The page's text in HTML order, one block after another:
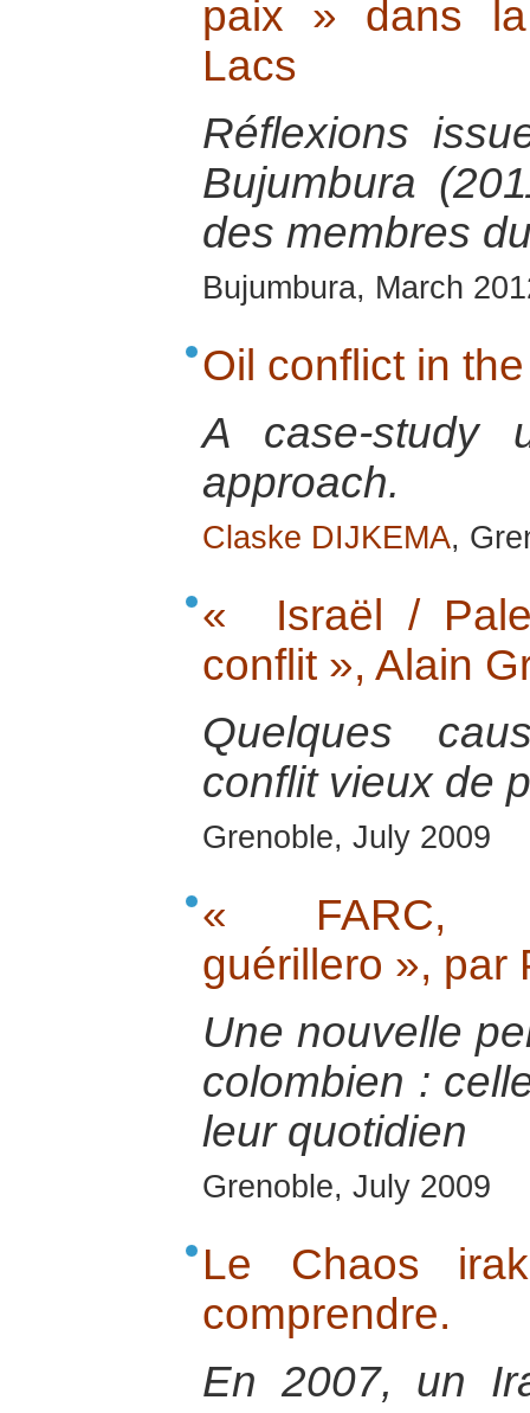
paix » dans
Lacs
Réflexions
Bujumbura
des membres
Bujumbura, March
Oil conflict in
A case-study
approach.
Claske DIJKEMA,
« Israël /
conflit », Alain
Quelques
conflit vieux de
Grenoble, July 2009
« FARC,
guérillero », par
Une nouvelle
colombien :
leur quotidien
Grenoble, July 2009
Le Chaos
comprendre.
En 2007, un